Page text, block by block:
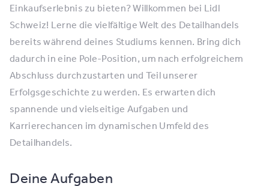
Einkaufserlebnis zu bieten? Willkommen bei Lidl
Schweiz! Lerne die vielfältige Welt des Detailhandels
bereits während deines Studiums kennen. Bring dich
dadurch in eine Pole-Position, um nach erfolgreichem
Abschluss durchzustarten und Teil unserer
Erfolgsgeschichte zu werden. Es erwarten dich
spannende und vielseitige Aufgaben und
Karrierechancen im dynamischen Umfeld des
Detailhandels.
Deine Aufgaben